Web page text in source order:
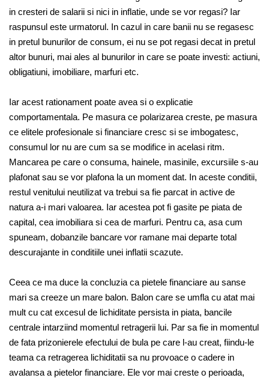
in cresteri de salarii si nici in inflatie, unde se vor regasi? Iar
raspunsul este urmatorul. In cazul in care banii nu se regasesc
in pretul bunurilor de consum, ei nu se pot regasi decat in pretul
altor bunuri, mai ales al bunurilor in care se poate investi: actiuni,
obligatiuni, imobiliare, marfuri etc.
Iar acest rationament poate avea si o explicatie
comportamentala. Pe masura ce polarizarea creste, pe masura
ce elitele profesionale si financiare cresc si se imbogatesc,
consumul lor nu are cum sa se modifice in acelasi ritm.
Mancarea pe care o consuma, hainele, masinile, excursiile s-au
plafonat sau se vor plafona la un moment dat. In aceste conditii,
restul venitului neutilizat va trebui sa fie parcat in active de
natura a-i mari valoarea. Iar acestea pot fi gasite pe piata de
capital, cea imobiliara si cea de marfuri. Pentru ca, asa cum
spuneam, dobanzile bancare vor ramane mai departe total
descurajante in conditiile unei inflatii scazute.
Ceea ce ma duce la concluzia ca pietele financiare au sanse
mari sa creeze un mare balon. Balon care se umfla cu atat mai
mult cu cat excesul de lichiditate persista in piata, bancile
centrale intarziind momentul retragerii lui. Par sa fie in momentul
de fata prizonierele efectului de bula pe care l-au creat, fiindu-le
teama ca retragerea lichiditatii sa nu provoace o cadere in
avalansa a pietelor financiare. Ele vor mai creste o perioada,